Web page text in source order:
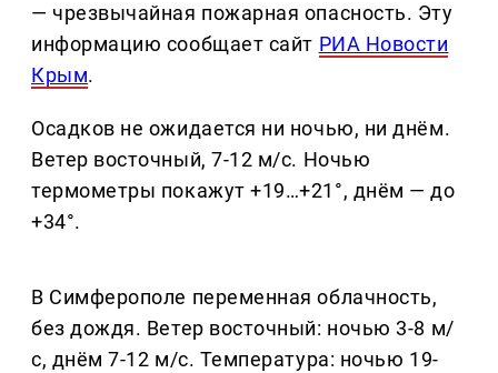
— чрезвычайная пожарная опасность. Эту
информацию сообщает сайт РИА Новости
Крым.
Осадков не ожидается ни ночью, ни днём.
Ветер восточный, 7-12 м/с. Ночью
термометры покажут +19…+21°, днём — до
+34°.
В Симферополе переменная облачность,
без дождя. Ветер восточный: ночью 3-8 м/
с, днём 7-12 м/с. Температура: ночью 19-